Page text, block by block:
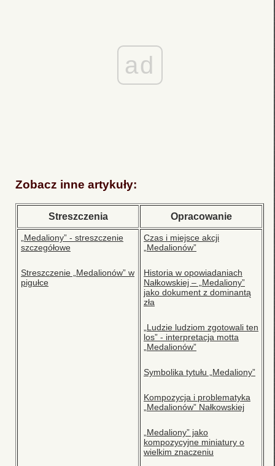
ad
Zobacz inne artykuły:
Streszczenia Opracowanie
„Medaliony” - streszczenie
szczegółowe
Streszczenie „Medalionów” w
pigułce
Czas i miejsce akcji
„Medalionów”
Historia w opowiadaniach
Nałkowskiej – „Medaliony”
jako dokument z dominantą
zła
„Ludzie ludziom zgotowali ten
los” - interpretacja motta
„Medalionów”
Symbolika tytułu „Medaliony”
Kompozycja i problematyka
„Medalionów” Nałkowskiej
„Medaliony” jako
kompozycyjne miniatury o
wielkim znaczeniu